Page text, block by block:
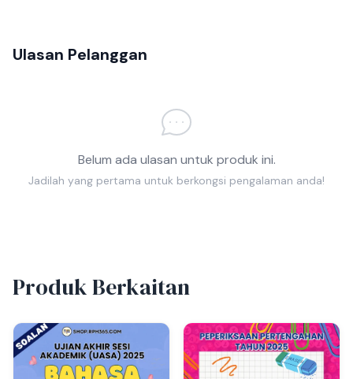
Ulasan Pelanggan
Belum ada ulasan untuk produk ini.
Jadilah yang pertama untuk berkongsi pengalaman anda!
Produk Berkaitan